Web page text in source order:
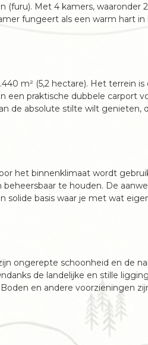
Met 4 kamers, waaronder
fungeert als een warm hart
m² (5,2 hectare). Het terrein
een praktische dubbele carport
de absolute stilte wilt genieten,
het binnenklimaat wordt
te houden. De
basis waar je met wat
ongerepte schoonheid en de
de landelijke en stille
en andere voorzieningen